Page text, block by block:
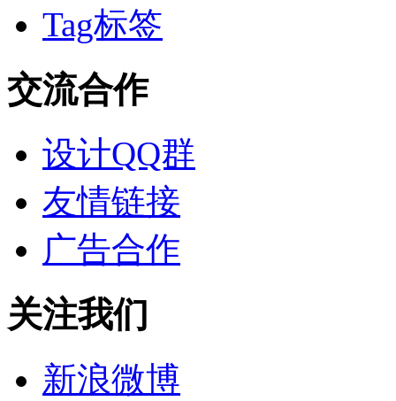
Tag标签
交流合作
设计QQ群
友情链接
广告合作
关注我们
新浪微博